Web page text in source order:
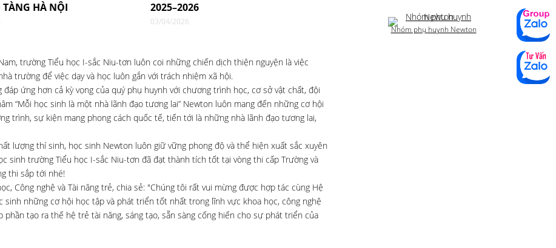
TÀNG HÀ NỘI
2025–2026
03/04/2026
trường Tiểu học I-sắc Niu-tơn luôn coi những chiến dịch thiện nguyện là việc
trường để việc dạy và học luôn gắn với trách nhiệm xã hội.
ứng hơn cả kỳ vọng của quý phụ huynh với chương trình học, cơ sở vật chất, đội
“Mỗi học sinh là một nhà lãnh đạo tương lai” Newton luôn mang đến những cơ hội
trình, sự kiện mang phong cách quốc tế, tiến tới là những nhà lãnh đạo tương lai,
lượng thí sinh, học sinh Newton luôn giữ vững phong độ và thể hiện xuất sắc xuyên
sinh trường Tiểu học I-sắc Niu-tơn đã đạt thành tích tốt tại vòng thi cấp Trường và
thi sắp tới nhé!
Công nghệ và Tài năng trẻ, chia sẻ: "Chúng tôi rất vui mừng được hợp tác cùng Hệ
những cơ hội học tập và phát triển tốt nhất trong lĩnh vực khoa học, công nghệ
tạo ra thế hệ trẻ tài năng, sáng tạo, sẵn sàng cống hiến cho sự phát triển của
Nhóm phụ huynh Newton